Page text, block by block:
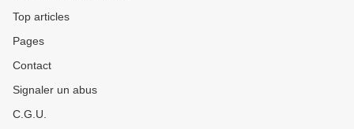
Top articles
Pages
Contact
Signaler un abus
C.G.U.